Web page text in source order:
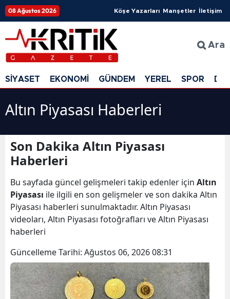
08 Ağustos 2026 Köşe Yazarları Manşetler İletişim
Ara
SİYASET EKONOMİ GÜNDEM YEREL SPOR
Altın Piyasası Haberleri
Son Dakika Altın Piyasası
Haberleri
Bu sayfada güncel gelişmeleri takip edenler için Altın
Piyasası ile ilgili en son gelişmeler ve son dakika Altın
Piyasası haberleri sunulmaktadır. Altın Piyasası
videoları, Altın Piyasası fotoğrafları ve Altın Piyasası
haberleri
Güncelleme Tarihi: Ağustos 06, 2026 08:31